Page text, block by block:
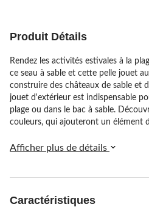
Produit Détails
Rendez les activités estivales à la
ce seau à sable et cette pelle jouet
construire des châteaux de sable et
jouet d'extérieur est indispensable
plage ou dans le bac à sable.
couleurs, qui ajouteront un élément
Afficher plus de détails
Caractéristiques